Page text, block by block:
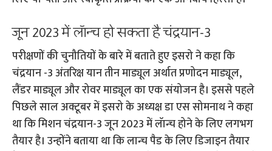
जून 2023 में लॅान्च हो सकता है चंद्रयान-3
परीक्षणों की चुनौतियों के बारे में बताते हुए इसरो ने कहा कि
चंद्रयान -3 अंतरिक्ष यान तीन माड्यूल अर्थात प्रणोदन माड्यूल,
लैंडर माड्यूल और रोवर माड्यूल का एक संयोजन है। इससे पहले
पिछले साल अक्टूबर में इसरो के अध्यक्ष डा एस सोमनाथ ने कहा
था कि मिशन चंद्रयान-3 जून 2023 में लॅान्च होने के लिए लगभग
तैयार है। उन्होंने बताया था कि लान्च पैड के लिए डिजाइन तैयार